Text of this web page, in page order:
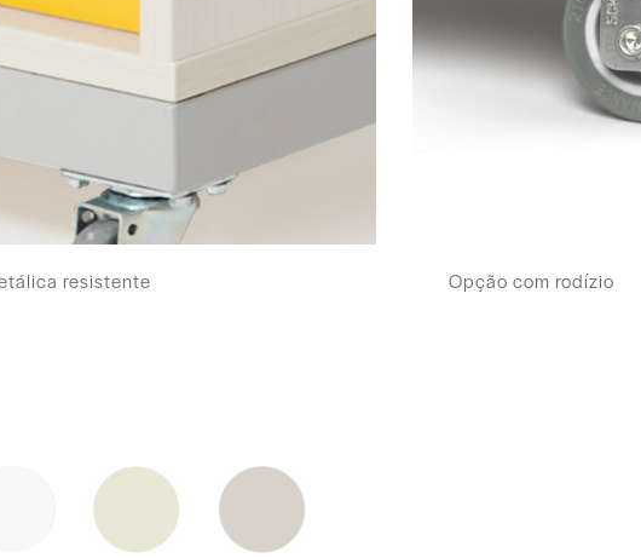
resistente Opção com rodízio